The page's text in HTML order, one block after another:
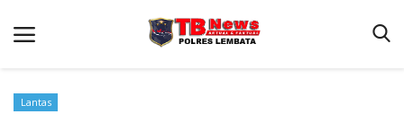
Lantas